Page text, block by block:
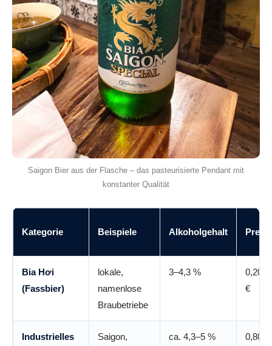
Saigon Bier aus der Flasche – das pasteurisierte Pendant mit
konstanter Qualität
Kategorie Beispiele Alkoholgehalt Preis/
Bia Hơi
(Fassbier)
lokale,
namenlose
Braubetriebe
3–4,3 %
€
Industrielles
Saigon,
ca. 4,3–5 %